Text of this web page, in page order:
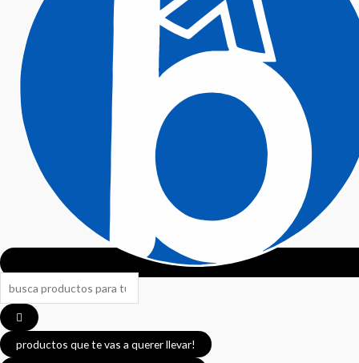
productos que te vas a querer llevar!